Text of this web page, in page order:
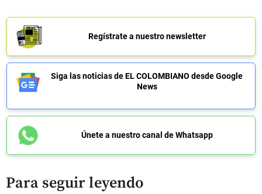
Regístrate a nuestro newsletter
Siga las noticias de EL COLOMBIANO desde Google
News
Únete a nuestro canal de Whatsapp
Para seguir leyendo